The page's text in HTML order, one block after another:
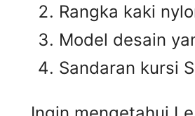
Rangka kaki
Model desain
Sandaran kursi